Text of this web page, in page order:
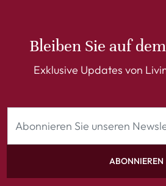
Bleiben Sie auf
Exklusive Updates von
ABONNIEREN